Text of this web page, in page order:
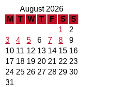
August 2026
M
T W T F S S
1
2
3
4 5 6 7 8
9
10 11 12 13 14 15 16
17 18 19 20 21 22 23
24 25 26 27 28 29 30
31